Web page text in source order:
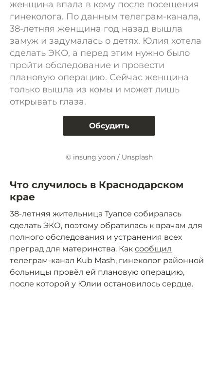
женщина впала в кому после посещения
гинеколога. По данным телеграм-канала,
38-летняя женщина год назад вышла
замуж и задумалась о детях. Юлия хотела
сделать ЭКО, а перед этим нужно было
пройти обследование и провести
плановую операцию. Сейчас женщина
только вышла из комы и может лишь
открывать глаза.
Обсудить
© insung yoon / Unsplash
Что случилось в Краснодарском
крае
38-летняя жительница Туапсе собиралась
сделать ЭКО, поэтому обратилась к врачам для
полного обследования и устранения всех
преград для материнства. Как сообщил
телеграм-канал Kub Mash, гинеколог районной
больницы провёл ей плановую операцию,
после которой у Юлии остановилось сердце.